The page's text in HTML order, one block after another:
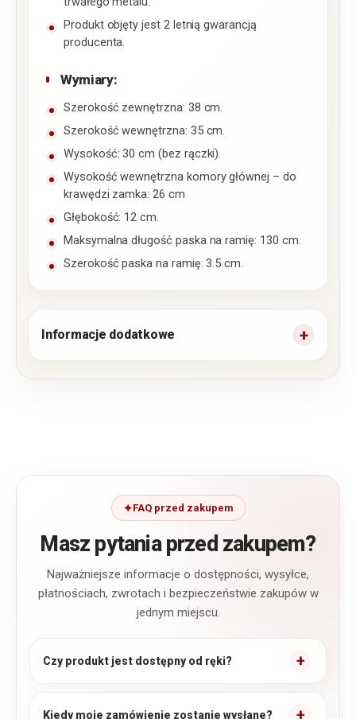
Produkt objęty jest 2 letnią gwarancją
producenta.
Wymiary:
Szerokość zewnętrzna: 38 cm.
Szerokość wewnętrzna: 35 cm.
Wysokość: 30 cm (bez rączki).
Wysokość wewnętrzna komory głównej – do
krawędzi zamka: 26 cm
Głębokość: 12 cm.
Maksymalna długość paska na ramię: 130 cm.
Szerokość paska na ramię: 3.5 cm.
Informacje dodatkowe
FAQ przed zakupem
Masz pytania przed zakupem?
Najważniejsze informacje o dostępności, wysyłce,
płatnościach, zwrotach i bezpieczeństwie zakupów w
jednym miejscu.
Czy produkt jest dostępny od ręki?
Kiedy moje zamówienie zostanie wysłane?